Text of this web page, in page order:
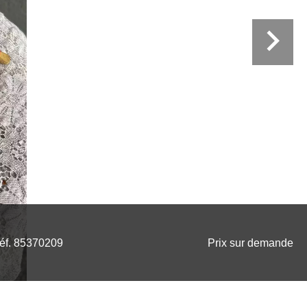
85370209 Prix sur demande